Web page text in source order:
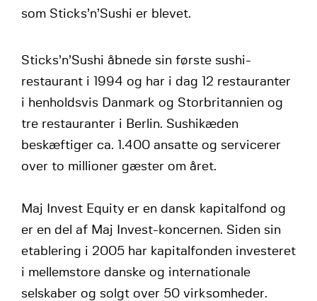
som Sticks’n’Sushi er blevet.
Sticks’n’Sushi åbnede sin første sushi-
restaurant i 1994 og har i dag 12 restauranter
i henholdsvis Danmark og Storbritannien og
tre restauranter i Berlin. Sushikæden
beskæftiger ca. 1.400 ansatte og servicerer
over to millioner gæster om året.
Maj Invest Equity er en dansk kapitalfond og
er en del af Maj Invest-koncernen. Siden sin
etablering i 2005 har kapitalfonden investeret
i mellemstore danske og internationale
selskaber og solgt over 50 virksomheder.